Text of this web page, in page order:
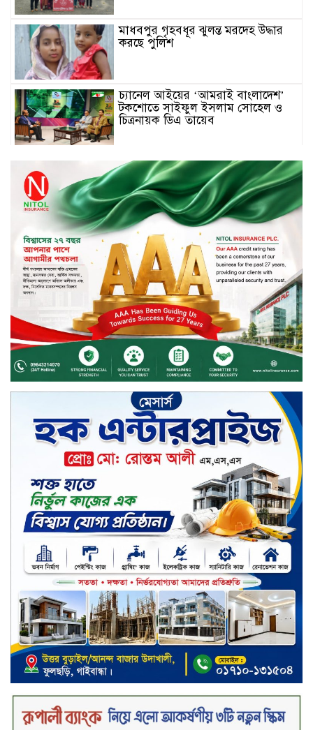
মাধবপুর গৃহবধূর ঝুলন্ত মরদেহ উদ্ধার
করছে পুলিশ
চ্যানেল আইয়ের ‘আমরাই বাংলাদেশ’
টকশোতে সাইফুল ইসলাম সোহেল ও
চিত্রনায়ক ডিএ তায়েব
টাঙ্গাইলে নিহত বাস মালিকদের
পরিবারকে অনুদান ও সম্মাননা প্রদান
টাঙ্গাইলে ভাষা কর্মশালা ও পুরষ্কার
বিতরণ
সড়ক নিরাপত্তায় বিশেষ অবদান রাখায়
নিসচা বিশেষ সম্মাননা পেলেন লায়ন গনি
মিয়া বাবুল
মার্কেন্টাইল ব্যাংকের নির্বাহী কমিটির
চেয়ারম্যান হলেন আনোয়ারুল হক
সপ্তাহের শেষ কার্যদিবসে লেনদেনের
তালিকায় শীর্ষে উঠে এসেছে শার্প
ইন্ডাস্ট্রিজ
সপ্তাহের শেষ কার্যদিবসে দরপতনের
শীর্ষে সেনা ইন্স্যুরেন্স
সপ্তাহের শেষ কার্যদিবসে দরবৃদ্ধির শীর্ষে
নিটল ইন্স্যুরেন্স
সিলেটের ওসমানীনগরে দুই বাসের
মুখোমুখি সংঘর্ষে ৮ জন নিহত
২০২৯ সালের মধ্যে বাংলাদেশের
সবচেয়ে বিশ্বস্ত, টেকসই ও ক্যাশলেস
ব্যাংক হওয়ার লক্ষ্য নিয়ে ‘ভিশন ২০২৯’
উন্মোচন করল কমিউনিটি ব্যাংক